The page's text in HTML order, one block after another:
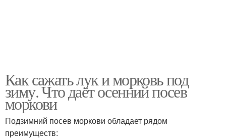
Как сажать лук и морковь под
зиму. Что даёт осенний посев
моркови
Подзимний посев моркови обладает рядом
преимуществ: